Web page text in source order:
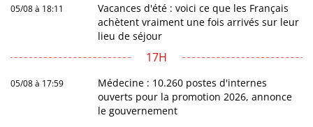
05/08 à 18:11
Vacances d'été : voici ce que les Français
achètent vraiment une fois arrivés sur leur
lieu de séjour
17H
05/08 à 17:59
Médecine : 10.260 postes d'internes
ouverts pour la promotion 2026, annonce
le gouvernement